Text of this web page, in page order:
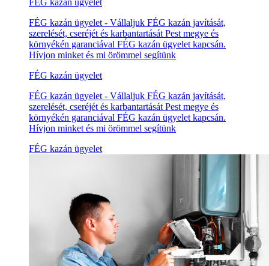
FÉG kazán ügyelet
FÉG kazán ügyelet - Vállaljuk FÉG kazán javítását,
szerelését, cseréjét és karbantartását Pest megye és
környékén garanciával FÉG kazán ügyelet kapcsán.
Hívjon minket és mi örömmel segítünk
FÉG kazán ügyelet
FÉG kazán ügyelet - Vállaljuk FÉG kazán javítását,
szerelését, cseréjét és karbantartását Pest megye és
környékén garanciával FÉG kazán ügyelet kapcsán.
Hívjon minket és mi örömmel segítünk
FÉG kazán ügyelet